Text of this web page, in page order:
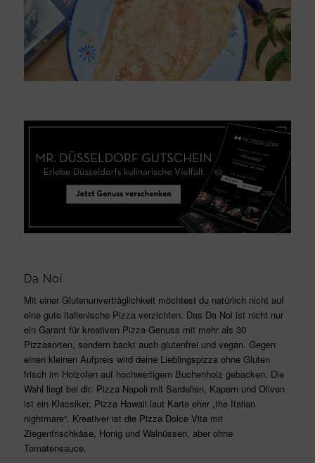
Da Noi
Mit einer Glutenunverträglichkeit möchtest du natürlich nicht auf
eine gute italienische Pizza verzichten. Das Da Noi ist nicht nur
ein Garant für kreativen Pizza-Genuss mit mehr als 30
Pizzasorten, sondern backt auch glutenfrei und vegan. Gegen
einen kleinen Aufpreis wird deine Lieblingspizza ohne Gluten
frisch im Holzofen auf hochwertigem Buchenholz gebacken. Die
Wahl liegt bei dir: Pizza Napoli mit Sardellen, Kapern und Oliven
ist ein Klassiker, Pizza Hawaii laut Karte eher „the Italian
nightmare“. Kreativer ist die Pizza Dolce Vita mit
Ziegenfrischkäse, Honig und Walnüssen, aber ohne
Tomatensauce.